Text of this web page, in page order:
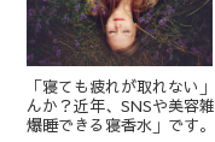
「寝ても疲れが取れない
んか？近年、SNSや美容
爆睡できる寝香水」です